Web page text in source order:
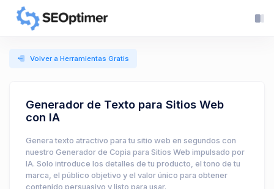
Volver a Herramientas Gratis
Generador de Texto para Sitios Web
con IA
Genera texto atractivo para tu sitio web en segundos con
nuestro Generador de Copia para Sitios Web impulsado por
IA. Solo introduce los detalles de tu producto, el tono de tu
marca, el público objetivo y el valor único para obtener
contenido persuasivo y listo para usar.